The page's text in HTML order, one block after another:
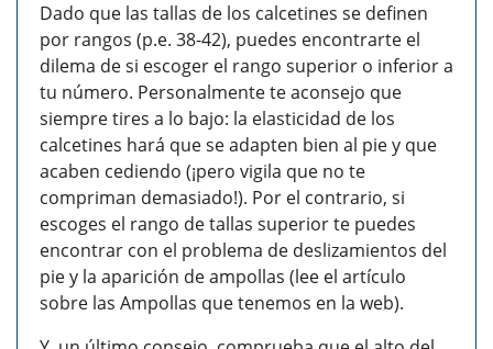
Dado que las tallas de los calcetines se definen
por rangos (p.e. 38-42), puedes encontrarte el
dilema de si escoger el rango superior o inferior a
tu número. Personalmente te aconsejo que
siempre tires a lo bajo: la elasticidad de los
calcetines hará que se adapten bien al pie y que
acaben cediendo (¡pero vigila que no te
compriman demasiado!). Por el contrario, si
escoges el rango de tallas superior te puedes
encontrar con el problema de deslizamientos del
pie y la aparición de ampollas (lee el artículo
sobre las Ampollas que tenemos en la web).